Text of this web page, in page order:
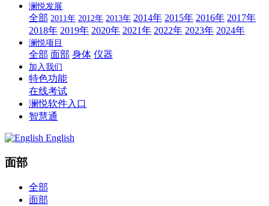
澜悦发展
全部 2011年 2012年 2013年 2014年 2015年 2016年 2017年
2018年 2019年 2020年 2021年 2022年 2023年 2024年
澜悦项目
全部 面部 身体 仪器
加入我们
特色功能
在线考试
澜悦软件入口
智慧通
English
面部
全部
面部